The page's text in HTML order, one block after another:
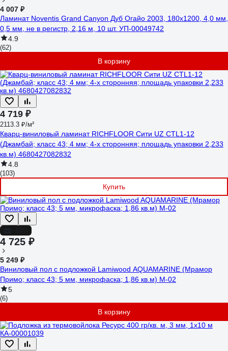
4 007 ₽
Ламинат Noventis Grand Сanyon Дуб Огайо 2003, 180x1200, 4,0 мм,
0,5 мм, не в регистр, 2,16 м, 10 шт. УП-00049742
4.9
(62)
В корзину
4 719 ₽
2113.3 ₽/м²
Кварц-виниловый ламинат RICHFLOOR Сити UZ CТL1-12
(Джамбай; класс 43; 4 мм; 4-х сторонняя; площадь упаковки 2,233
кв.м) 4680427082832
4.8
(103)
Купить
4 725 ₽
5 249 ₽
Виниловый пол с подложкой Lamiwood AQUAMARINE (Мрамор
Примо; класс 43; 5 мм, микрофаска; 1,86 кв.м) M-02
5
(6)
В корзину